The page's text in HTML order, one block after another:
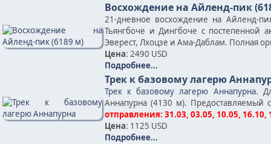
Восхождение на Айленд-пик
21-дневное восхождение на Айленд-
Тьянгбоче и Дингбоче с
Эверест, Лхоцзе и Ама-Даблам. Полная
Цена: 2490 USD
Подробнее...
Трек к базовому лагерю
Трек к базовому лагерю Аннапурна.
Аннапурна (4130 м).
отправления: 31.03, 03.05, 10.05, 16.10,
Цена: 1125 USD
Подробнее...